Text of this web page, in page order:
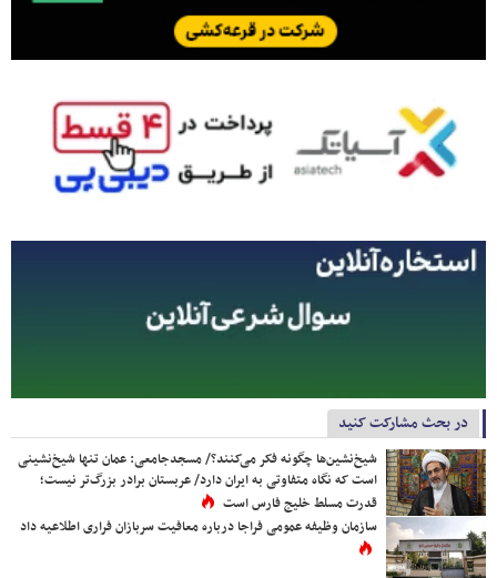
در بحث مشارکت کنید
شیخ‌نشین‌ها چگونه فکر می‌کنند؟/ مسجدجامعی: عمان تنها شیخ‌نشینی
است که نگاه متفاوتی به ایران دارد/ عربستان برادر بزرگ‌تر نیست؛
قدرت مسلط خلیج فارس است
سازمان وظیفه عمومی فراجا درباره معافیت سربازان فراری اطلاعیه داد